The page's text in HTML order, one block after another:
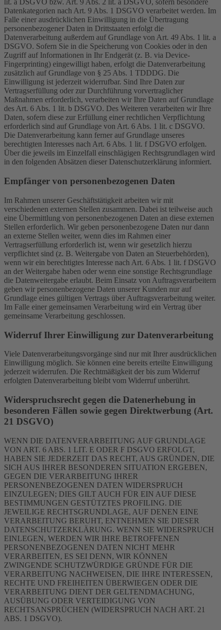
lit. a DSGVO bzw. Art. 9 Abs. 2 lit. a DSGVO, sofern besondere
Datenkategorien nach Art. 9 Abs. 1 DSGVO verarbeitet werden. Im
Falle einer ausdrücklichen Einwilligung in die Übertragung
personenbezogener Daten in Drittstaaten erfolgt die
Datenverarbeitung außerdem auf Grundlage von Art. 49 Abs. 1 lit. a
DSGVO. Sofern Sie in die Speicherung von Cookies oder in den
Zugriff auf Informationen in Ihr Endgerät (z. B. via Device-
Fingerprinting) eingewilligt haben, erfolgt die Datenverarbeitung
zusätzlich auf Grundlage von § 25 Abs. 1 TDDDG. Die
Einwilligung ist jederzeit widerrufbar. Sind Ihre Daten zur
Vertragserfüllung oder zur Durchführung vorvertraglicher
Maßnahmen erforderlich, verarbeiten wir Ihre Daten auf Grundlage
des Art. 6 Abs. 1 lit. b DSGVO. Des Weiteren verarbeiten wir Ihre
Daten, sofern diese zur Erfüllung einer rechtlichen Verpflichtung
erforderlich sind auf Grundlage von Art. 6 Abs. 1 lit. c DSGVO.
Die Datenverarbeitung kann ferner auf Grundlage unseres
berechtigten Interesses nach Art. 6 Abs. 1 lit. f DSGVO erfolgen.
Über die jeweils im Einzelfall einschlägigen Rechtsgrundlagen wird
in den folgenden Absätzen dieser Datenschutzerklärung informiert.
Empfänger von personenbezogenen Daten
Im Rahmen unserer Geschäftstätigkeit arbeiten wir mit
verschiedenen externen Stellen zusammen. Dabei ist teilweise auch
eine Übermittlung von personenbezogenen Daten an diese externen
Stellen erforderlich. Wir geben personenbezogene Daten nur dann
an externe Stellen weiter, wenn dies im Rahmen einer
Vertragserfüllung erforderlich ist, wenn wir gesetzlich hierzu
verpflichtet sind (z. B. Weitergabe von Daten an Steuerbehörden),
wenn wir ein berechtigtes Interesse nach Art. 6 Abs. 1 lit. f DSGVO
an der Weitergabe haben oder wenn eine sonstige Rechtsgrundlage
die Datenweitergabe erlaubt. Beim Einsatz von Auftragsverarbeitern
geben wir personenbezogene Daten unserer Kunden nur auf
Grundlage eines gültigen Vertrags über Auftragsverarbeitung weiter.
Im Falle einer gemeinsamen Verarbeitung wird ein Vertrag über
gemeinsame Verarbeitung geschlossen.
Widerruf Ihrer Einwilligung zur Datenverarbeitung
Viele Datenverarbeitungsvorgänge sind nur mit Ihrer ausdrücklichen
Einwilligung möglich. Sie können eine bereits erteilte Einwilligung
jederzeit widerrufen. Die Rechtmäßigkeit der bis zum Widerruf
erfolgten Datenverarbeitung bleibt vom Widerruf unberührt.
Widerspruchsrecht gegen die Datenerhebung in
besonderen Fällen sowie gegen Direktwerbung (Art.
21 DSGVO)
WENN DIE DATENVERARBEITUNG AUF GRUNDLAGE
VON ART. 6 ABS. 1 LIT. E ODER F DSGVO ERFOLGT,
HABEN SIE JEDERZEIT DAS RECHT, AUS GRÜNDEN, DIE
SICH AUS IHRER BESONDEREN SITUATION ERGEBEN,
GEGEN DIE VERARBEITUNG IHRER
PERSONENBEZOGENEN DATEN WIDERSPRUCH
EINZULEGEN; DIES GILT AUCH FÜR EIN AUF DIESE
BESTIMMUNGEN GESTÜTZTES PROFILING. DIE
JEWEILIGE RECHTSGRUNDLAGE, AUF DENEN EINE
VERARBEITUNG BERUHT, ENTNEHMEN SIE DIESER
DATENSCHUTZERKLÄRUNG. WENN SIE WIDERSPRUCH
EINLEGEN, WERDEN WIR IHRE BETROFFENEN
PERSONENBEZOGENEN DATEN NICHT MEHR
VERARBEITEN, ES SEI DENN, WIR KÖNNEN
ZWINGENDE SCHUTZWÜRDIGE GRÜNDE FÜR DIE
VERARBEITUNG NACHWEISEN, DIE IHRE INTERESSEN,
RECHTE UND FREIHEITEN ÜBERWIEGEN ODER DIE
VERARBEITUNG DIENT DER GELTENDMACHUNG,
AUSÜBUNG ODER VERTEIDIGUNG VON
RECHTSANSPRÜCHEN (WIDERSPRUCH NACH ART. 21
ABS. 1 DSGVO).